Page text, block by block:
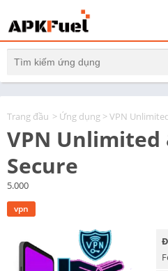
Trang đầu > Ứng dụng > VPN
VPN Unlimited
Secure
5.000
vpn